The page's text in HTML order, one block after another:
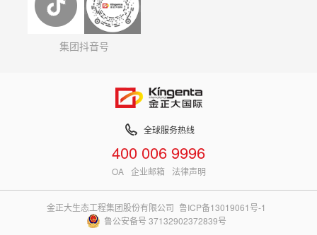
集团抖音号
全球服务热线
400 006 9996
OA 企业邮箱 法律声明
金正大生态工程集团股份有限公司 鲁ICP备13019061号-1
鲁公安备号 37132902372839号